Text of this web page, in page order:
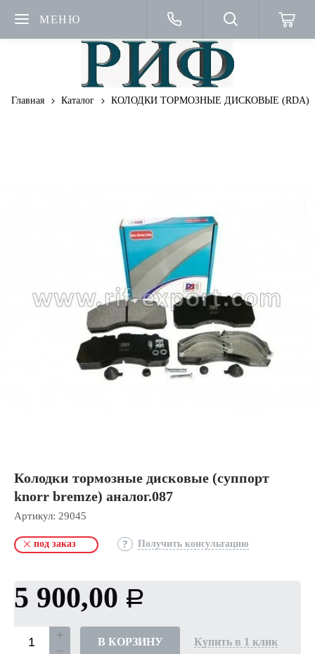
МЕНЮ
Главная Каталог КОЛОДКИ ТОРМОЗНЫЕ ДИСКОВЫЕ (RDA)
Колодки тормозные дисковые (суппорт
knorr bremze) аналог.087
Артикул: 29045
под заказ Получить консультацию
5 900,00 Р
В КОРЗИНУ Купить в 1 клик